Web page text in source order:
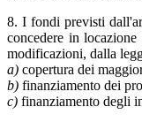
8. I fondi previsti
concedere in
modificazioni, dalla
a) copertura dei
b) finanziamento dei
c) finanziamento degli